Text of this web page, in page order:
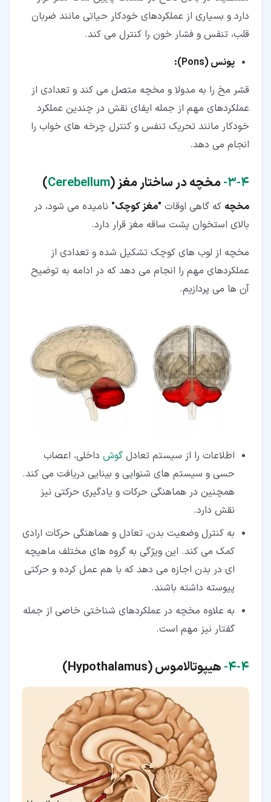
دارد و بسیاری از عملکردهای خودکار حیاتی مانند ضربان
قلب، تنفس و فشار خون را کنترل می کند.
پونس (Pons):
قشر مخ را به مدولا و مخچه متصل می کند و تعدادی از
عملکردهای مهم از جمله ایفای نقش در چندین عملکرد
خودکار مانند تحریک تنفس و کنترل چرخه های خواب را
انجام می دهد.
۴‏-‏۳‏- مخچه در ساختار مغز (Cerebellum
)
مخچه که گاهی اوقات "مغز کوچک" نامیده می شود، در
بالای استخوان پشت ساقه مغز قرار دارد.
مخچه از لوب های کوچک تشکیل شده و تعدادی از
عملکردهای مهم را انجام می دهد که در ادامه به توضیح
آن ها می پردازیم.
اطلاعات را از سیستم تعادل گوش داخلی، اعصاب
حسی و سیستم های شنوایی و بینایی دریافت می کند.
همچنین در هماهنگی حرکات و یادگیری حرکتی نیز
نقش دارد.
به کنترل وضعیت بدن، تعادل و هماهنگی حرکات ارادی
کمک می کند. این ویژگی به گروه های مختلف ماهیچه
ای در بدن اجازه می دهد که با هم عمل کرده و حرکتی
پیوسته داشته باشند.
به علاوه مخچه در عملکردهای شناختی خاصی از جمله
گفتار نیز مهم است.
۴‏-‏۴‏- هیپوتالاموس (Hypothalamus
)